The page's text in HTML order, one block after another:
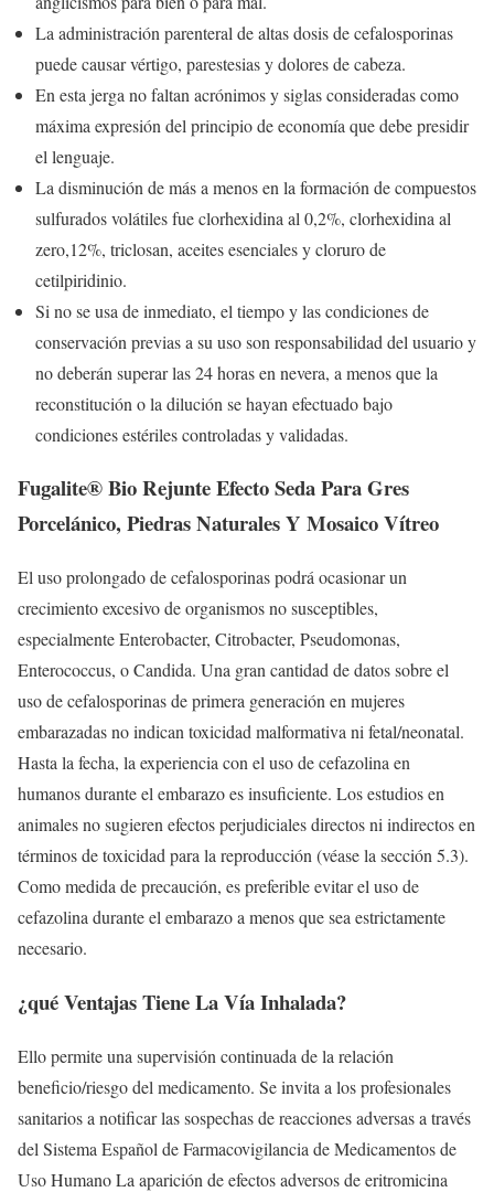
La administración parenteral de altas dosis de cefalosporinas
puede causar vértigo, parestesias y dolores de cabeza.
En esta jerga no faltan acrónimos y siglas consideradas como
máxima expresión del principio de economía que debe presidir
el lenguaje.
La disminución de más a menos en la formación de compuestos
sulfurados volátiles fue clorhexidina al 0,2%, clorhexidina al
zero,12%, triclosan, aceites esenciales y cloruro de
cetilpiridinio.
Si no se usa de inmediato, el tiempo y las condiciones de
conservación previas a su uso son responsabilidad del usuario y
no deberán superar las 24 horas en nevera, a menos que la
reconstitución o la dilución se hayan efectuado bajo
condiciones estériles controladas y validadas.
Fugalite® Bio Rejunte Efecto Seda Para Gres
Porcelánico, Piedras Naturales Y Mosaico Vítreo
El uso prolongado de cefalosporinas podrá ocasionar un
crecimiento excesivo de organismos no susceptibles,
especialmente Enterobacter, Citrobacter, Pseudomonas,
Enterococcus, o Candida. Una gran cantidad de datos sobre el
uso de cefalosporinas de primera generación en mujeres
embarazadas no indican toxicidad malformativa ni fetal/neonatal.
Hasta la fecha, la experiencia con el uso de cefazolina en
humanos durante el embarazo es insuficiente. Los estudios en
animales no sugieren efectos perjudiciales directos ni indirectos en
términos de toxicidad para la reproducción (véase la sección 5.3).
Como medida de precaución, es preferible evitar el uso de
cefazolina durante el embarazo a menos que sea estrictamente
necesario.
¿qué Ventajas Tiene La Vía Inhalada?
Ello permite una supervisión continuada de la relación
beneficio/riesgo del medicamento. Se invita a los profesionales
sanitarios a notificar las sospechas de reacciones adversas a través
del Sistema Español de Farmacovigilancia de Medicamentos de
Uso Humano La aparición de efectos adversos de eritromicina